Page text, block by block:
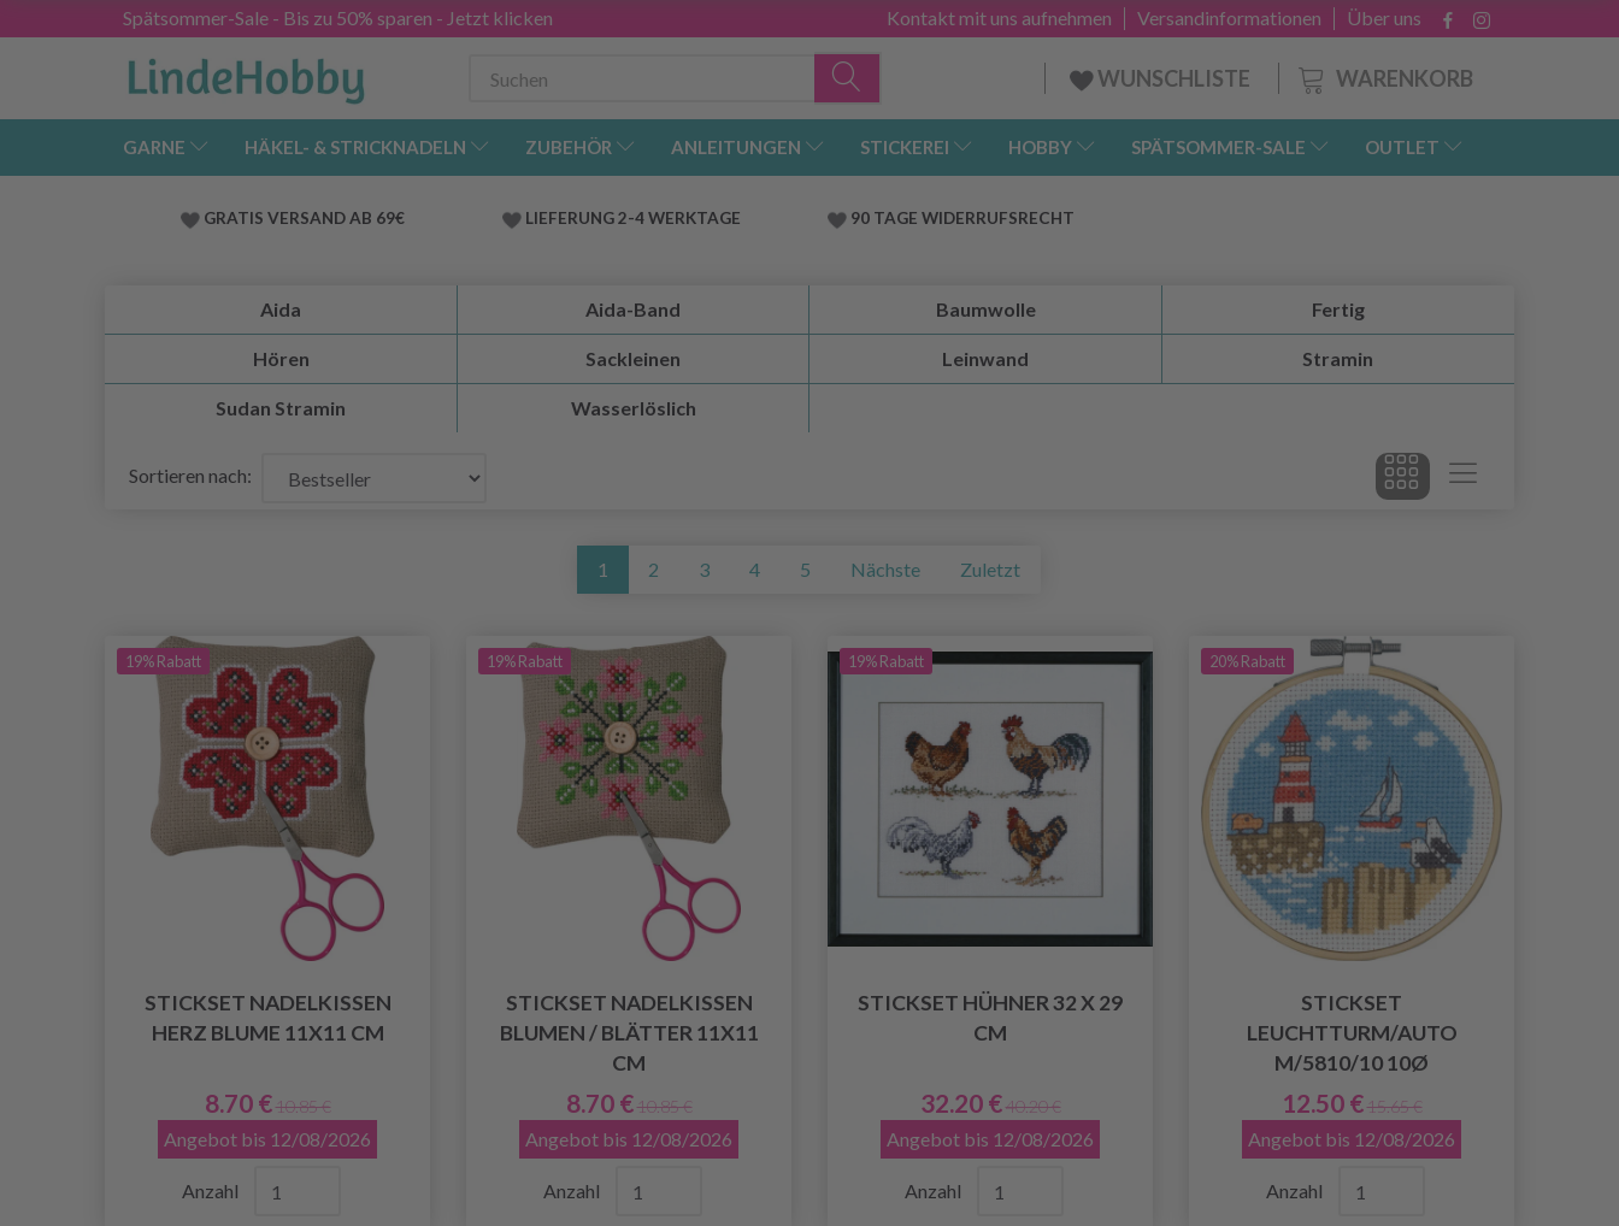
Spätsommer-Sale - Bis zu 50% sparen - Jetzt klicken Über uns
Versandinformationen
Kontakt mit uns aufnehmen
WARENKORB
WUNSCHLISTE
GARNE HÄKEL- & STRICKNADELN ZUBEHÖR ANLEITUNGEN STICKEREI HOBBY SPÄTSOMMER-SALE OUTLET
GRATIS VERSAND AB 69€ LIEFERUNG 2-4 WERKTAGE 90 TAGE WIDERRUFSRECHT
Aida Aida-Band Baumwolle Fertig
Hören Sackleinen Leinwand Stramin
Sudan Stramin Wasserlöslich
Sortieren nach:
1 2 3 4 5 Nächste Zuletzt
19% Rabatt
STICKSET NADELKISSEN
HERZ BLUME 11X11 CM
8.70 € 10.85 €
Angebot bis 12/08/2026
Anzahl
19% Rabatt
STICKSET NADELKISSEN
BLUMEN / BLÄTTER 11X11
CM
8.70 € 10.85 €
Angebot bis 12/08/2026
Anzahl
19% Rabatt
STICKSET HÜHNER 32 X 29
CM
32.20 € 40.20 €
Angebot bis 12/08/2026
Anzahl
20% Rabatt
STICKSET
LEUCHTTURM/AUTO
M/5810/10 10Ø
12.50 € 15.65 €
Angebot bis 12/08/2026
Anzahl